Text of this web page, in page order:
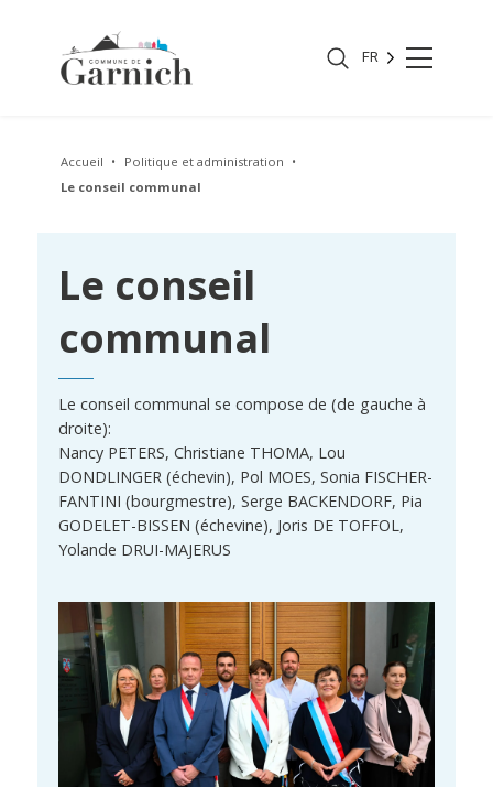
FR
Accueil
Politique et administration
Le conseil communal
Le conseil
communal
Le conseil communal se compose de (de gauche à
droite):
Nancy PETERS, Christiane THOMA, Lou
DONDLINGER (échevin), Pol MOES, Sonia FISCHER-
FANTINI (bourgmestre), Serge BACKENDORF, Pia
GODELET-BISSEN (échevine), Joris DE TOFFOL,
Yolande DRUI-MAJERUS